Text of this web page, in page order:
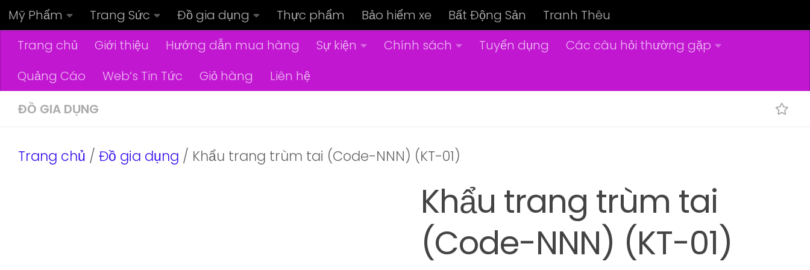
Skip to content
Mỹ Phẩm Trang Sức Đồ gia dụng Thực phẩm Bảo hiểm xe Bất Động Sản
Tranh Thêu
Trang chủ
Giới thiệu Hướng dẫn mua hàng Sự kiện Chính sách Tuyển dụng
Các câu hỏi thường gặp
Quảng Cáo
Web’s Tin Tức Giỏ hàng
Liên hệ
ĐỒ GIA DỤNG
Trang chủ / Đồ gia dụng / Khẩu trang trùm tai (Code-NNN) (KT-01)
Khẩu trang trùm tai
(Code-NNN) (KT-01)